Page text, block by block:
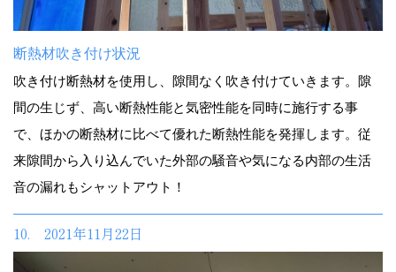
断熱材吹き付け状況
吹き付け断熱材を使用し、隙間なく吹き付けていきます。隙
間の生じず、高い断熱性能と気密性能を同時に施行する事
で、ほかの断熱材に比べて優れた断熱性能を発揮します。従
来隙間から入り込んでいた外部の騒音や気になる内部の生活
音の漏れもシャットアウト！
10. 2021年11月22日